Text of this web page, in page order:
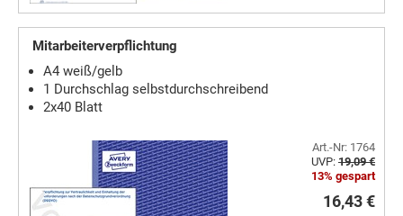
Mitarbeiterverpflichtung
A4 weiß/gelb
1 Durchschlag selbstdurchschreibend
2x40 Blatt
Art.-Nr: 1764
UVP: 19,09 €
13% gespart
16,43 €